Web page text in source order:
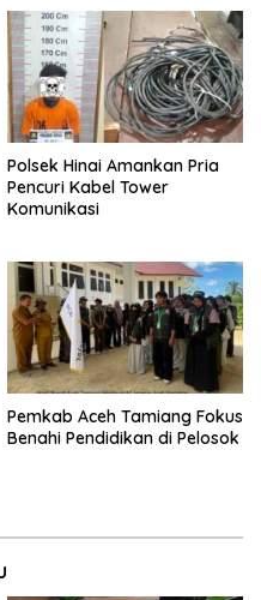
Polsek Hinai Amankan Pria
Pencuri Kabel Tower
Komunikasi
Pemkab Aceh Tamiang Fokus
Benahi Pendidikan di Pelosok